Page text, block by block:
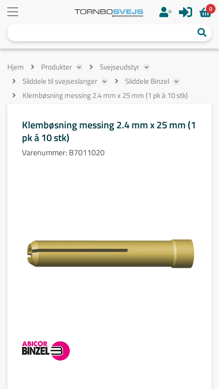
0
Hjem Produkter
Svejseudstyr
Sliddele til svejseslanger
Sliddele Binzel
Klembøsning messing 2.4 mm x 25 mm (1 pk á 10 stk)
Klembøsning messing 2.4 mm x 25 mm (1
pk á 10 stk)
Varenummer: B7011020